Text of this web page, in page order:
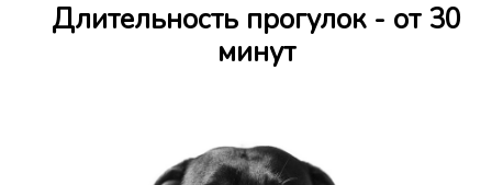
Длительность прогулок - от 30
минут